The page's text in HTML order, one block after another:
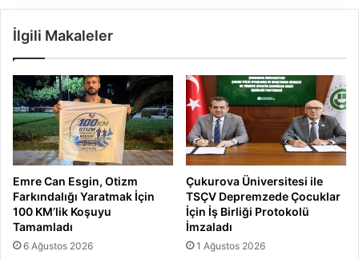
İlgili Makaleler
Emre Can Esgin, Otizm
Farkındalığı Yaratmak İçin
100 KM’lik Koşuyu
Tamamladı
6 Ağustos 2026
Çukurova Üniversitesi ile
TSÇV Depremzede Çocuklar
İçin İş Birliği Protokolü
İmzaladı
1 Ağustos 2026